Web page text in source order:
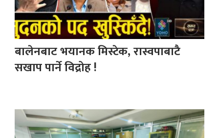
बालेनबाट भयानक मिस्टेक, रास्वपाबाटै
सखाप पार्ने विद्रोह !